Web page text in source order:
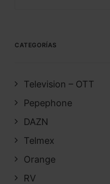
CATEGORÍAS
Television – OTT
Pepephone
DAZN
Telmex
Orange
RV